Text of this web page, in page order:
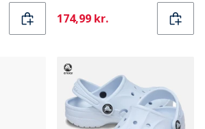
Current
174,99 kr.